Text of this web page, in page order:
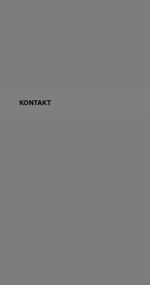
KONTAKT